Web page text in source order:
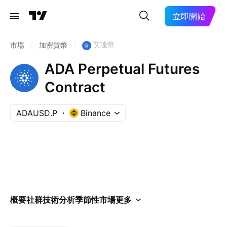
立即開始
市場 加密貨幣 艾達幣
ADA Perpetual Futures
Contract
ADAUSD.P Binance
概要社群技術分析季節性市場更多